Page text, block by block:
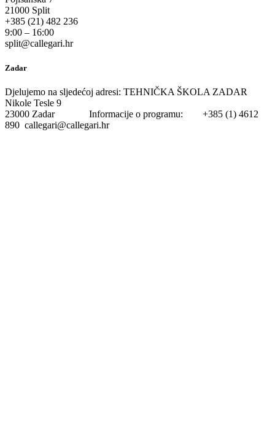
21000 Split
+385 (21) 482 236
9:00 – 16:00
split@callegari.hr
Zadar
Djelujemo na sljedećoj adresi: TEHNIČKA ŠKOLA ZADAR
Nikole Tesle 9
23000 Zadar Informacije o programu: +385 (1) 4612
890 callegari@callegari.hr